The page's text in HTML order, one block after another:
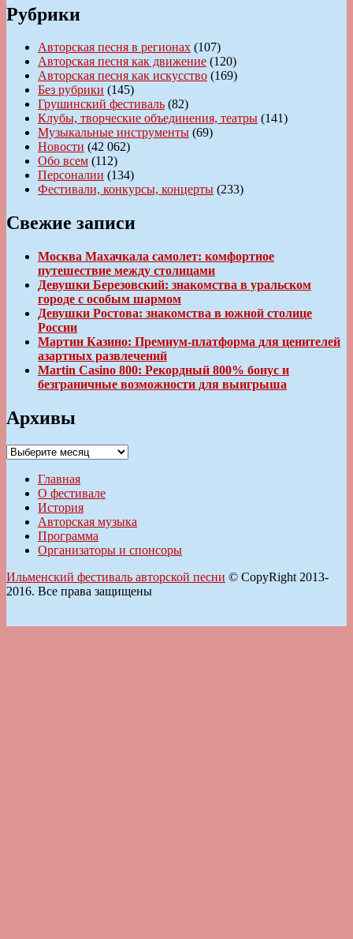
Рубрики
Авторская песня в регионах (107)
Авторская песня как движение (120)
Авторская песня как искусство (169)
Без рубрики (145)
Грушинский фестиваль (82)
Клубы, творческие объединения, театры (141)
Музыкальные инструменты (69)
Новости (42 062)
Обо всем (112)
Персоналии (134)
Фестивали, конкурсы, концерты (233)
Свежие записи
Москва Махачкала самолет: комфортное
путешествие между столицами
Девушки Березовский: знакомства в уральском
городе с особым шармом
Девушки Ростова: знакомства в южной столице
России
Мартин Казино: Премиум-платформа для ценителей
азартных развлечений
Martin Casino 800: Рекордный 800% бонус и
безграничные возможности для выигрыша
Архивы
Архивы
Главная
О фестивале
История
Авторская музыка
Программа
Организаторы и спонсоры
Ильменский фестиваль авторской песни © CopyRight 2013-
2016. Все права защищены